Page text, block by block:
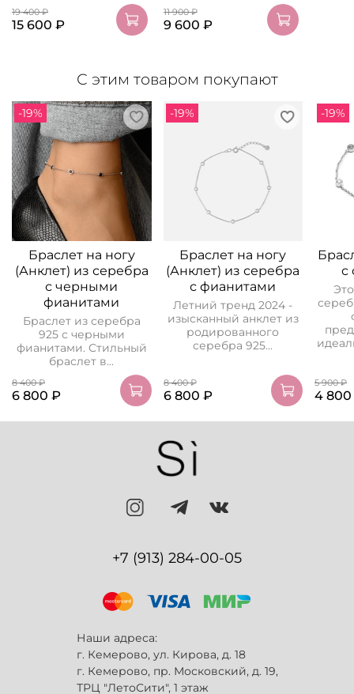
19 400 ₽
15 600 ₽
11 900 ₽
9 600 ₽
С этим товаром покупают
-19%
Браслет на ногу
(Анклет) из серебра
с черными
фианитами
Браслет из серебра
925 с черными
фианитами. Стильный
браслет в...
8 400 ₽
6 800 ₽
-19%
Браслет на ногу
(Анклет) из серебра
с фианитами
Летний тренд 2024 -
изысканный анклет из
родированного
серебра 925...
8 400 ₽
6 800 ₽
-19%
с
5 900 ₽
4
+7 (913) 284-00-05
Наши адреса:
г. Кемерово, ул. Кирова, д. 18
г. Кемерово, пр. Московский, д. 19,
ТРЦ "ЛетоСити", 1 этаж